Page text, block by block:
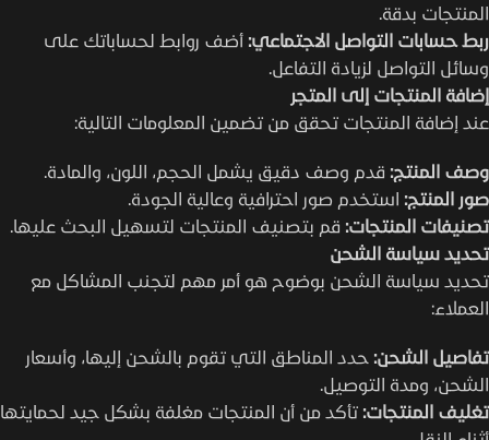
المنتجات بدقة.
ربط حسابات التواصل الاجتماعي: أضف روابط لحساباتك على
وسائل التواصل لزيادة التفاعل.
إضافة المنتجات إلى المتجر
عند إضافة المنتجات تحقق من تضمين المعلومات التالية:
وصف المنتج: قدم وصف دقيق يشمل الحجم، اللون، والمادة.
صور المنتج: استخدم صور احترافية وعالية الجودة.
تصنيفات المنتجات: قم بتصنيف المنتجات لتسهيل البحث عليها.
تحديد سياسة الشحن
تحديد سياسة الشحن بوضوح هو أمر مهم لتجنب المشاكل مع
العملاء:
تفاصيل الشحن: حدد المناطق التي تقوم بالشحن إليها، وأسعار
الشحن، ومدة التوصيل.
تغليف المنتجات: تأكد من أن المنتجات مغلفة بشكل جيد لحمايتها